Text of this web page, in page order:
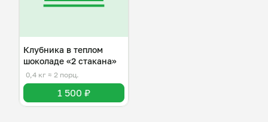
Клубника в теплом
шоколаде «2 стакана»
0,4 кг ≈ 2 порц.
1 500 ₽